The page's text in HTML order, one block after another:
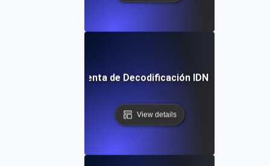
Herramienta de Decodificación IDN Gratuita
View details